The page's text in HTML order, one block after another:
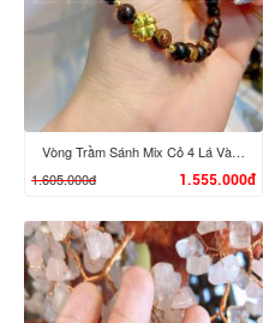
XEM CHI TIẾT
Vòng Trầm Sánh Mix Cỏ 4 Lá Vàng 24K
1.605.000đ
1.555.000đ